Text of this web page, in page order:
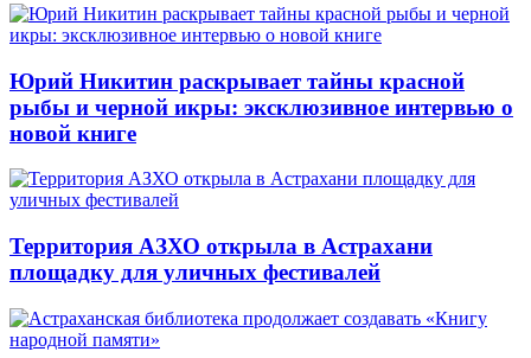
Юрий Никитин раскрывает тайны красной
рыбы и черной икры: эксклюзивное интервью о
новой книге
Территория АЗХО открыла в Астрахани
площадку для уличных фестивалей